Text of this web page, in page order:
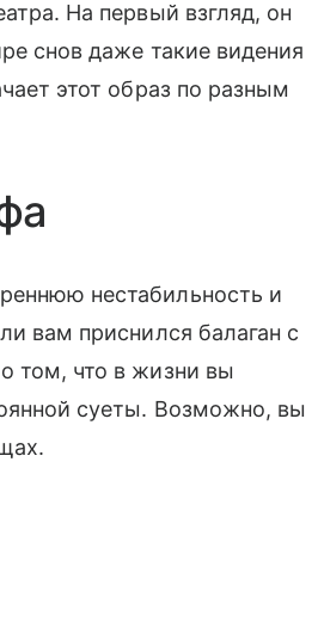
На первый взгляд, он
снов даже такие видения
этот образ по разным
нестабильность и
вам приснился балаган с
том, что в жизни вы
суеты. Возможно, вы